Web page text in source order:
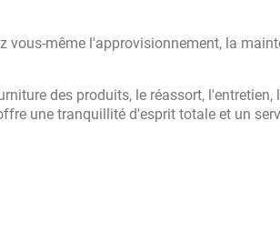
vous-même l'approvisionnement, la
des produits, le réassort, l'entretien,
une tranquillité d'esprit totale et un